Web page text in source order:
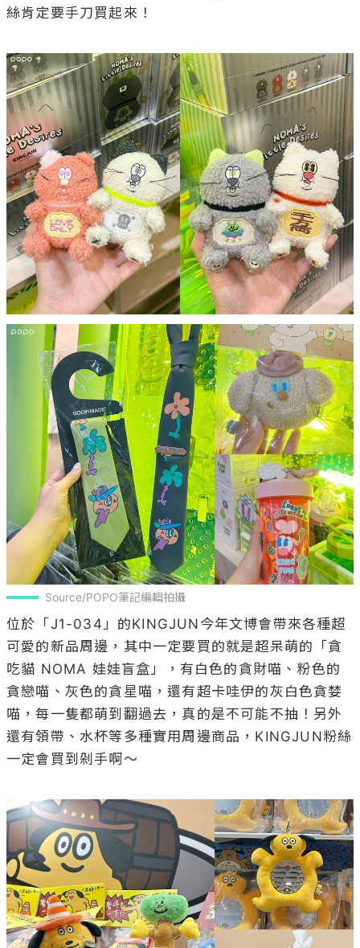
絲肯定要手刀買起來！
Source/POPO筆記編輯拍攝
位於「J1-034」的KINGJUN今年文博會帶來各種超
可愛的新品周邊，其中一定要買的就是超呆萌的「貪
吃貓 NOMA 娃娃盲盒」，有白色的貪財喵、粉色的
貪戀喵、灰色的貪星喵，還有超卡哇伊的灰白色貪婪
喵，每一隻都萌到翻過去，真的是不可能不抽！另外
還有領帶、水杯等多種實用周邊商品，KINGJUN粉絲
一定會買到剁手啊～